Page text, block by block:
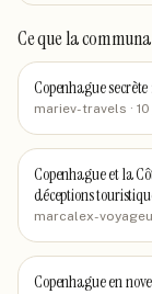
Ce que la
Copenhague
mariev-travels ·
Copenhague et la
déceptions
marcalex-
Copenhague en